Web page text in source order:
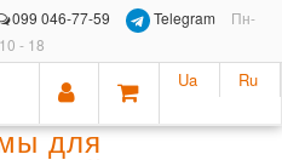
099 046-77-59 Telegram
Пн-
- 18
Ua Ru
для